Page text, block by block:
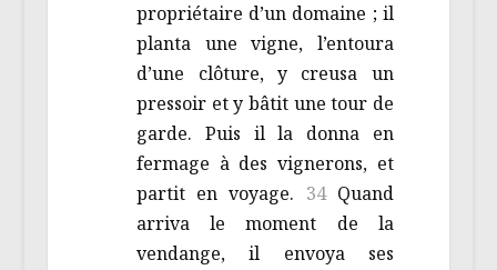
propriétaire d’un domaine ; il
planta une vigne, l’entoura
d’une clôture, y creusa un
pressoir et y bâtit une tour de
garde. Puis il la donna en
fermage à des vignerons, et
partit en voyage. 34 Quand
arriva le moment de la
vendange, il envoya ses